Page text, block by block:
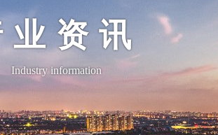
业资讯
Industry information